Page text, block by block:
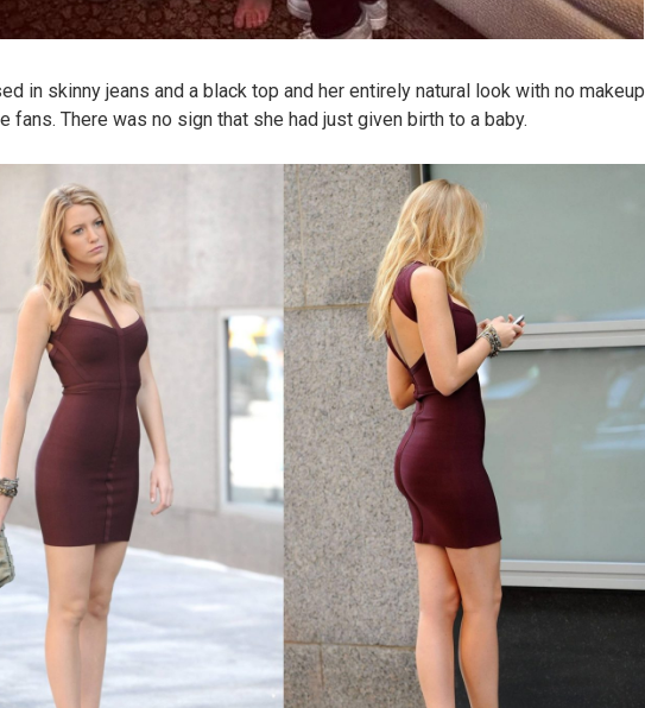
in skinny jeans and a black top and her entirely natural look with no makeup
fans. There was no sign that she had just given birth to a baby.